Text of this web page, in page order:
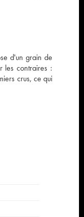
d'un grain de
les contraires :
crus, ce qui